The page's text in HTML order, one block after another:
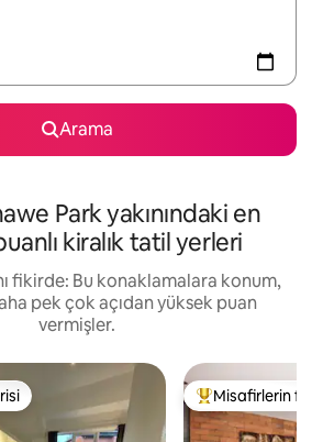
Arama
Park yakınındaki en
kiralık tatil yerleri
fikirde: Bu konaklamalara konum,
pek çok açıdan yüksek puan
vermişler.
en beğenilenler arasındaMisafirlerin
Misafirlerin